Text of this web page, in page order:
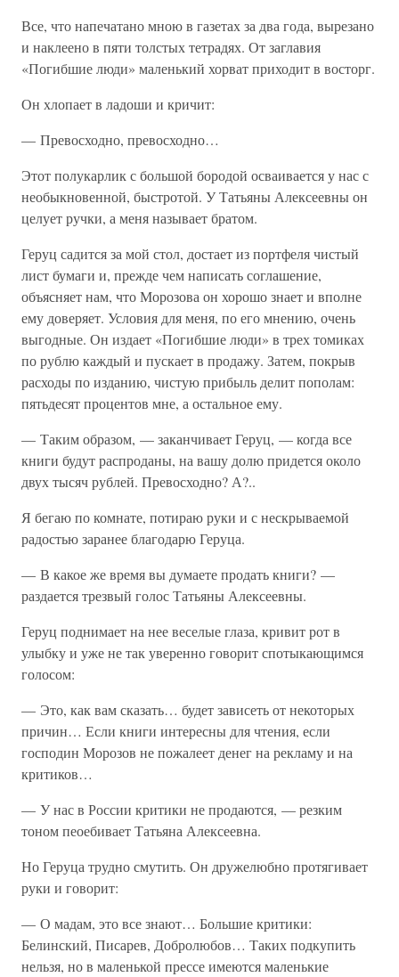
Все, что напечатано мною в газетах за два года, вырезано
и наклеено в пяти толстых тетрадях. От заглавия
«Погибшие люди» маленький хорват приходит в восторг.
Он хлопает в ладоши и кричит:
— Превосходно, превосходно…
Этот полукарлик с большой бородой осваивается у нас с
необыкновенной, быстротой. У Татьяны Алексеевны он
целует ручки, а меня называет братом.
Геруц садится за мой стол, достает из портфеля чистый
лист бумаги и, прежде чем написать соглашение,
объясняет нам, что Морозова он хорошо знает и вполне
ему доверяет. Условия для меня, по его мнению, очень
выгодные. Он издает «Погибшие люди» в трех томиках
по рублю каждый и пускает в продажу. Затем, покрыв
расходы по изданию, чистую прибыль делит пополам:
пятьдесят процентов мне, а остальное ему.
— Таким образом, — заканчивает Геруц, — когда все
книги будут распроданы, на вашу долю придется около
двух тысяч рублей. Превосходно? А?..
Я бегаю по комнате, потираю руки и с нескрываемой
радостью заранее благодарю Геруца.
— В какое же время вы думаете продать книги? —
раздается трезвый голос Татьяны Алексеевны.
Геруц поднимает на нее веселые глаза, кривит рот в
улыбку и уже не так уверенно говорит спотыкающимся
голосом:
— Это, как вам сказать… будет зависеть от некоторых
причин… Если книги интересны для чтения, если
господин Морозов не пожалеет денег на рекламу и на
критиков…
— У нас в России критики не продаются, — резким
тоном пеоебивает Татьяна Алексеевна.
Но Геруца трудно смутить. Он дружелюбно протягивает
руки и говорит:
— О мадам, это все знают… Большие критики:
Белинский, Писарев, Добролюбов… Таких подкупить
нельзя, но в маленькой прессе имеются маленькие